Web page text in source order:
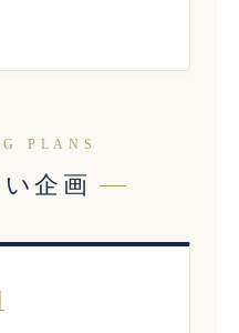
PLANS
企画